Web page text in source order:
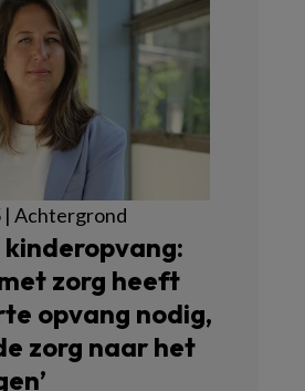
| Achtergrond
kinderopvang:
zorg heeft
opvang nodig,
zorg naar het